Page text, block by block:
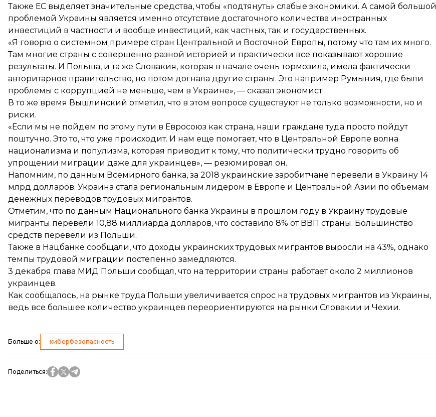
Также ЕС выделяет значительные средства, чтобы «подтянуть» слабые экономики. А самой большой
проблемой Украины является именно отсутствие достаточного количества иностранных
инвестиций в частности и вообще инвестиций, как частных, так и государственных.
«Я говорю о системном примере стран Центральной и Восточной Европы, потому что там их много.
Там многие страны с совершенно разной историей и практически все показывают хорошие
результаты. И Польша, и та же Словакия, которая в начале очень тормозила, имела фактически
авторитарное правительство, но потом догнала другие страны. Это например Румыния, где были
проблемы с коррупцией не меньше, чем в Украине», — сказал экономист.
В то же время Вышлинский отметил, что в этом вопросе существуют не только возможности, но и
риски.
«Если мы не пойдем по этому пути в Евросоюз как страна, наши граждане туда просто пойдут
поштучно. Это то, что уже происходит. И нам еще помогает, что в Центральной Европе волна
национализма и популизма, которая приводит к тому, что политически трудно говорить об
упрощении миграции даже для украинцев», — резюмировал он.
Напомним, по данным Всемирного банка, за 2018 украинские заробитчане перевели в Украину 14
млрд долларов. Украина стала региональным лидером в Европе и Центральной Азии по объемам
денежных переводов трудовых мигрантов.
Отметим, что по данным Национального банка Украины в прошлом году в Украину трудовые
мигранты перевели 10,88 миллиарда долларов, что составило 8% от ВВП страны. Большинство
средств перевели из Польши.
Также в Нацбанке сообщали, что доходы украинских трудовых мигрантов выросли на 43%, однако
темпы трудовой миграции постепенно замедляются.
3 декабря глава МИД Польши сообщал, что на территории страны работаетоколо 2 миллионов
украинцев.
Как сообщалось, на рынке труда Польши увеличивается спрос на трудовых мигрантов из Украины,
ведь все большее количество украинцев переориентируются на рынки Словакии и Чехии.
Больше о: кибербезопасность
Поделиться: